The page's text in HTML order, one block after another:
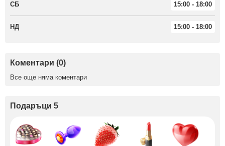
СБ 15:00 - 18:00
НД 15:00 - 18:00
Коментари (0)
Все още няма коментари
Подаръци 5